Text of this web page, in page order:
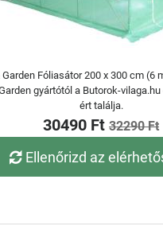
Garden Fóliasátor 200 x 300 cm (6
gyártótól a Butorok-
ért találja.
30490 Ft 32290 Ft
Ellenőrizd az